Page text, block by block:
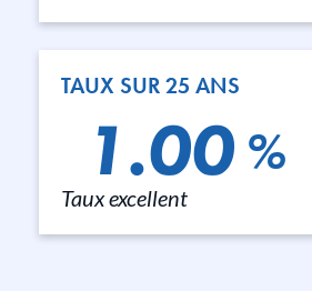
TAUX SUR 25 ANS
1.00 %
Taux excellent